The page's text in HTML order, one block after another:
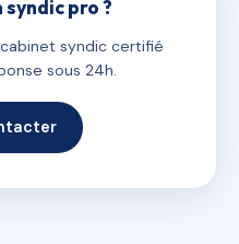
syndic pro ?
syndic certifié
sous 24h.